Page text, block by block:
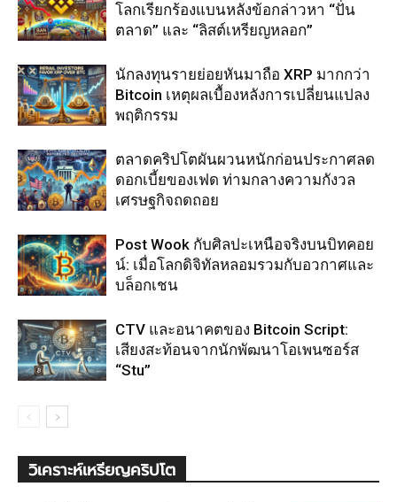
โลกเรียกร้องแบนหลังข้อกล่าวหา “ปั่น
ตลาด” และ “ลิสต์เหรียญหลอก”
นักลงทุนรายย่อยหันมาถือ XRP มากกว่า
Bitcoin เหตุผลเบื้องหลังการเปลี่ยนแปลง
พฤติกรรม
ตลาดคริปโตผันผวนหนักก่อนประกาศลด
ดอกเบี้ยของเฟด ท่ามกลางความกังวล
เศรษฐกิจถดถอย
Post Wook กับศิลปะเหนือจริงบนบิทคอย
น์: เมื่อโลกดิจิทัลหลอมรวมกับอวกาศและ
บล็อกเชน
CTV และอนาคตของ Bitcoin Script:
เสียงสะท้อนจากนักพัฒนาโอเพนซอร์ส
“Stu”
วิเคราะห์เหรียญคริปโต